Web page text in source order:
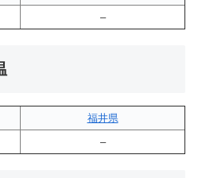
–
福井県
–